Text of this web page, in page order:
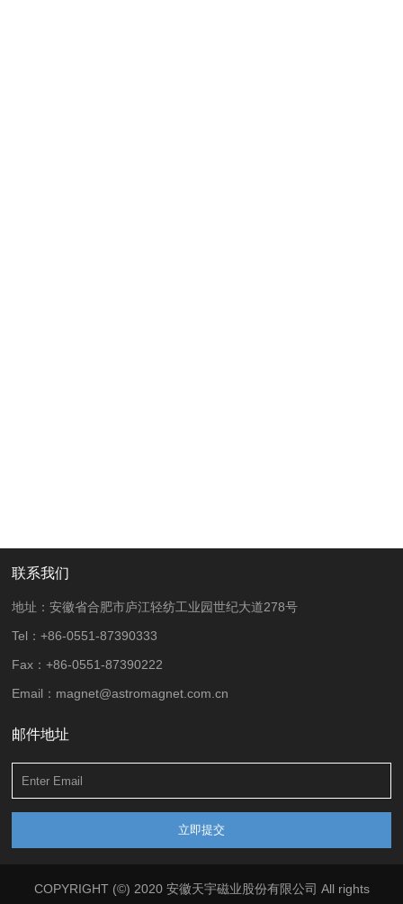
联系我们
地址：安徽省合肥市庐江轻纺工业园世纪大道278号
Tel：+86-0551-87390333
Fax：+86-0551-87390222
Email：magnet@astromagnet.com.cn
邮件地址
COPYRIGHT (©) 2020 安徽天宇磁业股份有限公司 All rights